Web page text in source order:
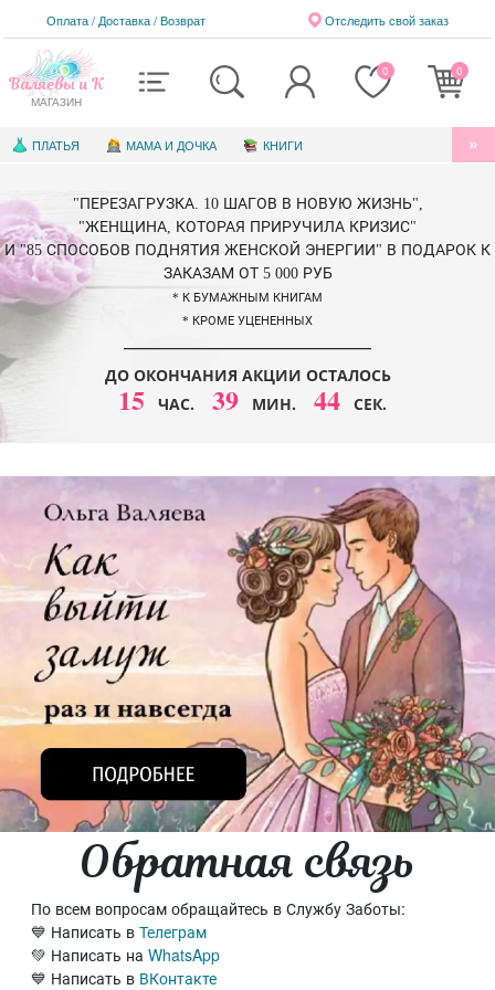
Валяевы и К
МАГАЗИН
Оплата / Доставка/Возврат Отследить свой заказ
0 0
ПЛАТЬЯ МАМА И ДОЧКА КНИГИ
КНИГИ ДЛЯ ДЕТЕЙ ЭЛЕКТРОННЫЕ КНИГИ
СЕРТИФИКАТЫ
"ПЕРЕЗАГРУЗКА. 10 ШАГОВ В НОВУЮ ЖИЗНЬ",
"ЖЕНЩИНА, КОТОРАЯ ПРИРУЧИЛА КРИЗИС"
И "85 СПОСОБОВ ПОДНЯТИЯ ЖЕНСКОЙ ЭНЕРГИИ" В ПОДАРОК К
ЗАКАЗАМ ОТ 5 000 РУБ
* К БУМАЖНЫМ КНИГАМ
* КРОМЕ УЦЕНЕННЫХ
ДО ОКОНЧАНИЯ АКЦИИ ОСТАЛОСЬ
15 ЧАС. 39 МИН. 44 СЕК.
Обратная связь
По всем вопросам обращайтесь в Службу Заботы:
💙 Написать в Телеграм
💚 Написать на WhatsApp
💙 Написать в ВКонтакте